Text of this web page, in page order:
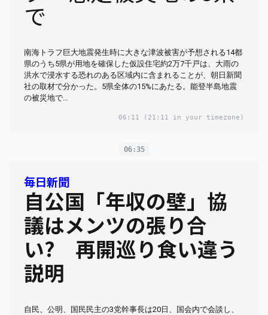
で
南海トラフ巨大地震発生時に大きな津波被害が予想される14都
県のうち5県が用地を確保した仮設住宅約2万7千戸は、大雨の
洪水で浸水する恐れのある区域内に含まれることが、朝日新聞
社の取材で分かった。5県全体の15%にあたる。能登半島地震
の被災地で…
06:11 (21:11 in your timezone)
06:35
毎日新聞
自公国「年収の壁」協
議はメンツの張り合
い? 再開巡り食い違う
説明
自民、公明、国民民主の3党幹事長は20日、国会内で会談し、